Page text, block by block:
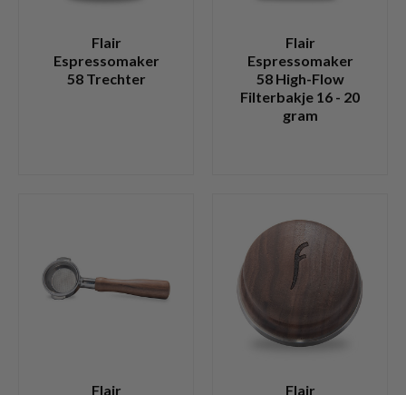
Flair
Espressomaker
58 Trechter
Flair
Espressomaker
58 High-Flow
Filterbakje 16 - 20
gram
Flair Flair